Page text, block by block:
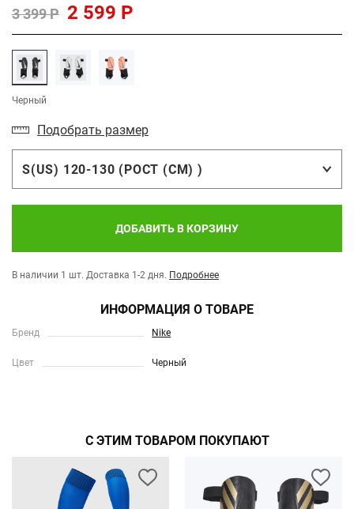
3 399 Р 2 599 Р
Черный
Подобрать размер
S(US) 120-130 (РОСТ (СМ) )
ДОБАВИТЬ В КОРЗИНУ
В наличии 1 шт. Доставка 1-2 дня. Подробнее
ИНФОРМАЦИЯ О ТОВАРЕ
Бренд Nike
Цвет Черный
С ЭТИМ ТОВАРОМ ПОКУПАЮТ